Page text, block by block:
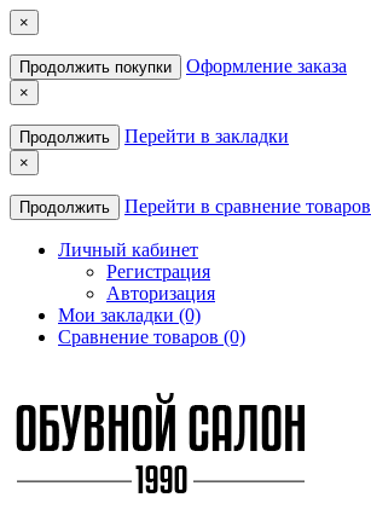
×
Продолжить покупки Оформление заказа
×
Продолжить Перейти в закладки
×
Продолжить Перейти в сравнение товаров
Личный кабинет
Регистрация
Авторизация
Мои закладки (0)
Сравнение товаров (0)